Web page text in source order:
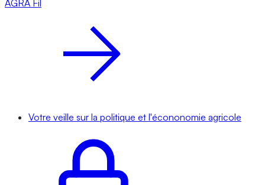
AGRA Fil
Votre veille sur la politique et l'écononomie agricole